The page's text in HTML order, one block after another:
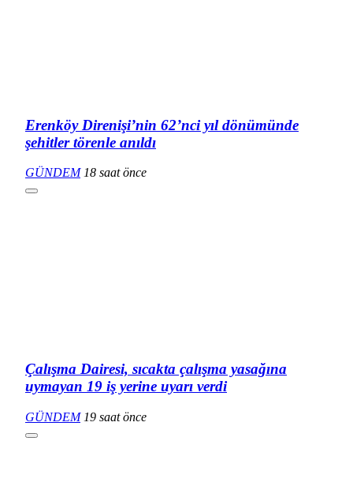
Erenköy Direnişi’nin 62’nci yıl dönümünde
şehitler törenle anıldı
GÜNDEM 18 saat önce
Çalışma Dairesi, sıcakta çalışma yasağına
uymayan 19 iş yerine uyarı verdi
GÜNDEM 19 saat önce